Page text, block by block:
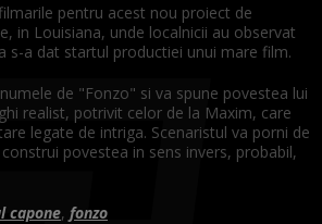
pentru acest nou proiect de
in Louisiana, unde localnicii au observat
s-a dat startul productiei unui mare film.
de "Fonzo" si va spune povestea lui
realist, potrivit celor de la Maxim, care
legate de intriga. Scenaristul va porni de
povestea in sens invers, probabil,
capone, fonzo